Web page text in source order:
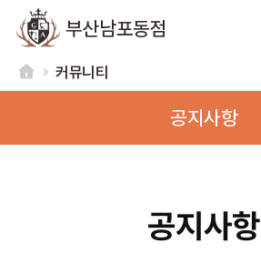
부산남포동점
커뮤니티
공지사항
공지사항